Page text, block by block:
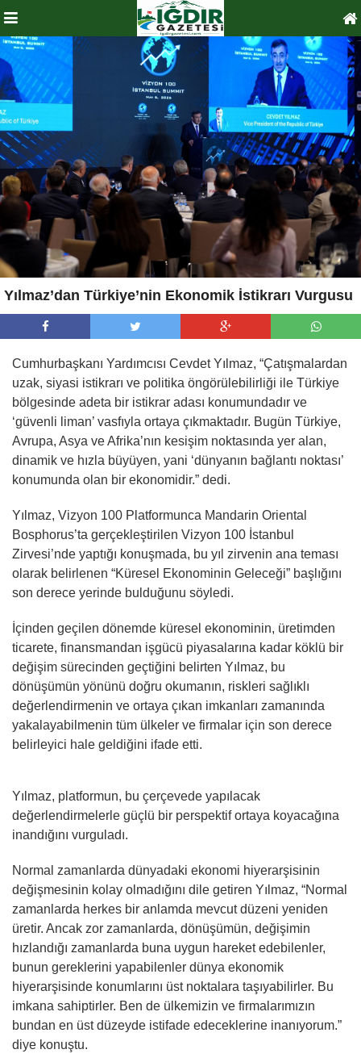
Yılmaz’dan Türkiye’nin Ekonomik İstikrarı Vurgusu
Cumhurbaşkanı Yardımcısı Cevdet Yılmaz, “Çatışmalardan
uzak, siyasi istikrarı ve politika öngörülebilirliği ile Türkiye
bölgesinde adeta bir istikrar adası konumundadır ve
‘güvenli liman’ vasfıyla ortaya çıkmaktadır. Bugün Türkiye,
Avrupa, Asya ve Afrika’nın kesişim noktasında yer alan,
dinamik ve hızla büyüyen, yani ‘dünyanın bağlantı noktası’
konumunda olan bir ekonomidir.” dedi.
Yılmaz, Vizyon 100 Platformunca Mandarin Oriental
Bosphorus’ta gerçekleştirilen Vizyon 100 İstanbul
Zirvesi’nde yaptığı konuşmada, bu yıl zirvenin ana teması
olarak belirlenen “Küresel Ekonominin Geleceği” başlığını
son derece yerinde bulduğunu söyledi.
İçinden geçilen dönemde küresel ekonominin, üretimden
ticarete, finansmandan işgücü piyasalarına kadar köklü bir
değişim sürecinden geçtiğini belirten Yılmaz, bu
dönüşümün yönünü doğru okumanın, riskleri sağlıklı
değerlendirmenin ve ortaya çıkan imkanları zamanında
yakalayabilmenin tüm ülkeler ve firmalar için son derece
belirleyici hale geldiğini ifade etti.
Yılmaz, platformun, bu çerçevede yapılacak
değerlendirmelerle güçlü bir perspektif ortaya koyacağına
inandığını vurguladı.
Normal zamanlarda dünyadaki ekonomi hiyerarşisinin
değişmesinin kolay olmadığını dile getiren Yılmaz, “Normal
zamanlarda herkes bir anlamda mevcut düzeni yeniden
üretir. Ancak zor zamanlarda, dönüşümün, değişimin
hızlandığı zamanlarda buna uygun hareket edebilenler,
bunun gereklerini yapabilenler dünya ekonomik
hiyerarşisinde konumlarını üst noktalara taşıyabilirler. Bu
imkana sahiptirler. Ben de ülkemizin ve firmalarımızın
bundan en üst düzeyde istifade edeceklerine inanıyorum.”
diye konuştu.